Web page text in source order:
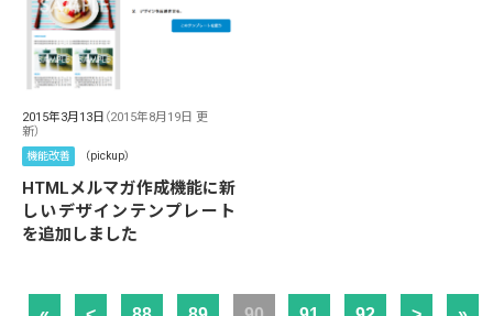
2015年3月13日 （2015年8月19日 更
新）
機能改善 （pickup）
HTMLメルマガ作成機能に新
しいデザインテンプレート
を追加しました